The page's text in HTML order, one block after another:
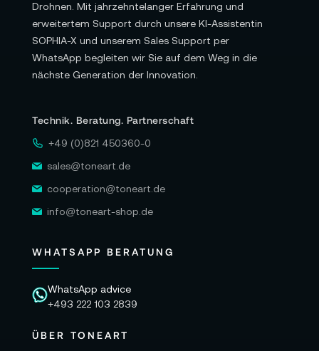
Drohnen. Mit jahrzehntelanger Erfahrung und
erweitertem Support durch unsere KI-Assistentin
SOPHIA-X und unserem Sales Support per
WhatsApp begleiten wir Sie auf dem Weg in die
nächste Generation der Innovation.
Technik. Beratung. Partnerschaft
+49 (0)821 450360-0
sales@toneart.de
cooperation@toneart.de
info@toneart-shop.de
WHATSAPP BERATUNG
WhatsApp advice
+493 222 103 2839
ÜBER TONEART